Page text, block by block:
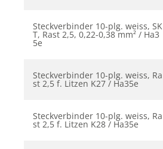
Steckverbinder 10-plg. weiss, SK
T, Rast 2,5, 0,22-0,38 mm² / Ha3
5e
Steckverbinder 10-plg. weiss, Ra
st 2,5 f. Litzen K27 / Ha35e
Steckverbinder 10-plg. weiss, Ra
st 2,5 f. Litzen K28 / Ha35e